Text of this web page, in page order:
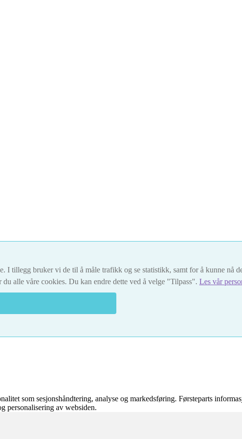
I tillegg bruker vi de til å måle trafikk og se statistikk, samt for å kunne nå
alle våre cookies. Du kan endre dette ved å velge "Tilpass". Les vår
som sesjonshåndtering, analyse og markedsføring. Førsteparts
personalisering av websiden.